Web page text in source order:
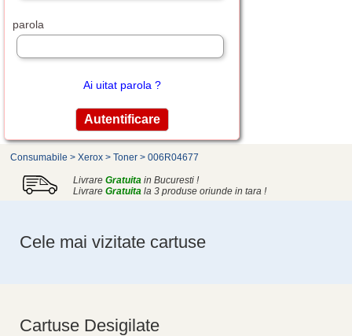
parola
Ai uitat parola ?
Consumabile > Xerox > Toner > 006R04677
Livrare Gratuita in Bucuresti !
Livrare Gratuita la 3 produse oriunde in tara !
Cele mai vizitate cartuse
Cartuse Desigilate